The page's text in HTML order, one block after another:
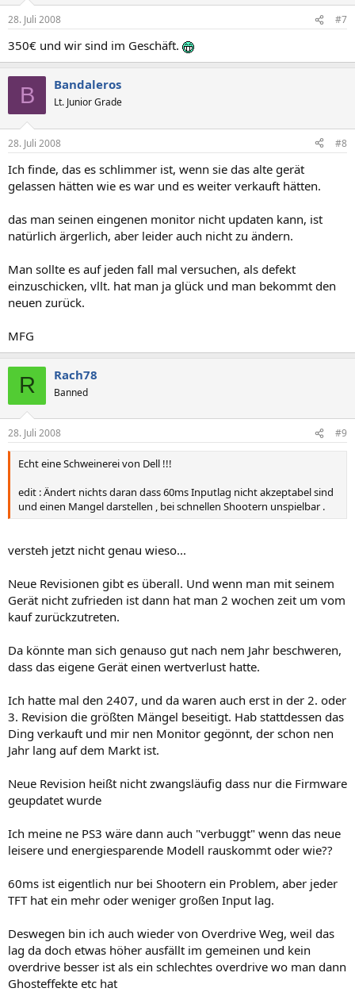
28. Juli 2008 #7
350€ und wir sind im Geschäft.
B Bandaleros
Lt. Junior Grade
28. Juli 2008 #8
Ich finde, das es schlimmer ist, wenn sie das alte gerät
gelassen hätten wie es war und es weiter verkauft hätten.
das man seinen eingenen monitor nicht updaten kann, ist
natürlich ärgerlich, aber leider auch nicht zu ändern.
Man sollte es auf jeden fall mal versuchen, als defekt
einzuschicken, vllt. hat man ja glück und man bekommt den
neuen zurück.
MFG
R Rach78
Banned
28. Juli 2008 #9
Echt eine Schweinerei von Dell !!!
edit : Ändert nichts daran dass 60ms Inputlag nicht akzeptabel sind
und einen Mangel darstellen , bei schnellen Shootern unspielbar .
versteh jetzt nicht genau wieso...
Neue Revisionen gibt es überall. Und wenn man mit seinem
Gerät nicht zufrieden ist dann hat man 2 wochen zeit um vom
kauf zurückzutreten.
Da könnte man sich genauso gut nach nem Jahr beschweren,
dass das eigene Gerät einen wertverlust hatte.
Ich hatte mal den 2407, und da waren auch erst in der 2. oder
3. Revision die größten Mängel beseitigt. Hab stattdessen das
Ding verkauft und mir nen Monitor gegönnt, der schon nen
Jahr lang auf dem Markt ist.
Neue Revision heißt nicht zwangsläufig dass nur die Firmware
geupdatet wurde
Ich meine ne PS3 wäre dann auch "verbuggt" wenn das neue
leisere und energiesparende Modell rauskommt oder wie??
60ms ist eigentlich nur bei Shootern ein Problem, aber jeder
TFT hat ein mehr oder weniger großen Input lag.
Deswegen bin ich auch wieder von Overdrive Weg, weil das
lag da doch etwas höher ausfällt im gemeinen und kein
overdrive besser ist als ein schlechtes overdrive wo man dann
Ghosteffekte etc hat